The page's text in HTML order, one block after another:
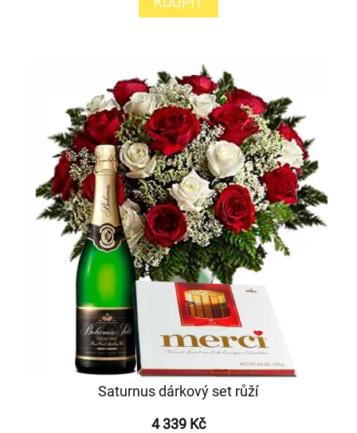
Saturnus dárkový set růží
4 339 Kč